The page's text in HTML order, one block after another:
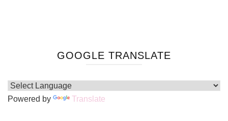
GOOGLE TRANSLATE
Powered by Translate